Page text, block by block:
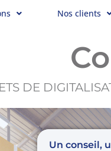
Nos clients
DE
Un conseil,